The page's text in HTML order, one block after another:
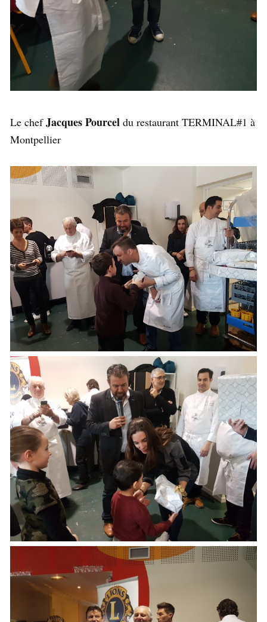
Le chefJacques Pourcel du restaurant TERMINAL#1 à
Montpellier